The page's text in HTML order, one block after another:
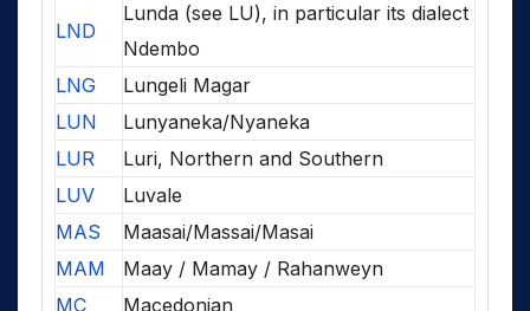
LND
Lunda (see LU), in particular its dialect
Ndembo
LNG
Lungeli Magar
LUN
Lunyaneka/Nyaneka
LUR
Luri, Northern and Southern
LUV
Luvale
MAS
Maasai/Massai/Masai
MAM
Maay / Mamay / Rahanweyn
MC
Macedonian